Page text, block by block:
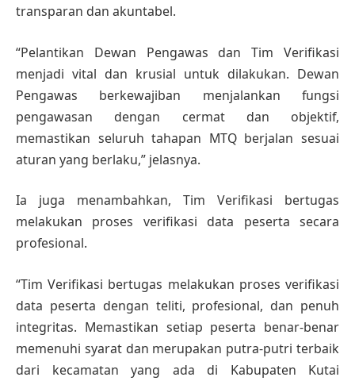
transparan dan akuntabel.
“Pelantikan Dewan Pengawas dan Tim Verifikasi
menjadi vital dan krusial untuk dilakukan. Dewan
Pengawas berkewajiban menjalankan fungsi
pengawasan dengan cermat dan objektif,
memastikan seluruh tahapan MTQ berjalan sesuai
aturan yang berlaku,” jelasnya.
Ia juga menambahkan, Tim Verifikasi bertugas
melakukan proses verifikasi data peserta secara
profesional.
“Tim Verifikasi bertugas melakukan proses verifikasi
data peserta dengan teliti, profesional, dan penuh
integritas. Memastikan setiap peserta benar-benar
memenuhi syarat dan merupakan putra-putri terbaik
dari kecamatan yang ada di Kabupaten Kutai